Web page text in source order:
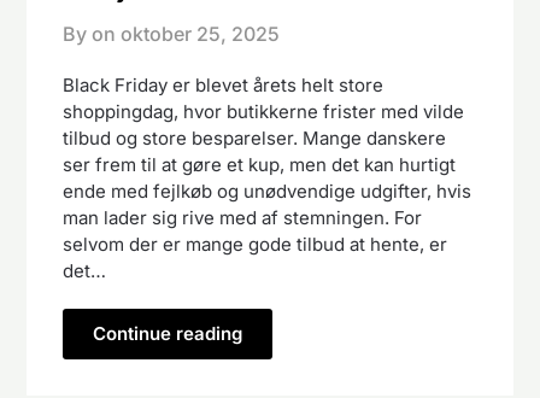
By on oktober 25, 2025
Black Friday er blevet årets helt store
shoppingdag, hvor butikkerne frister med vilde
tilbud og store besparelser. Mange danskere
ser frem til at gøre et kup, men det kan hurtigt
ende med fejlkøb og unødvendige udgifter, hvis
man lader sig rive med af stemningen. For
selvom der er mange gode tilbud at hente, er
det…
Continue reading